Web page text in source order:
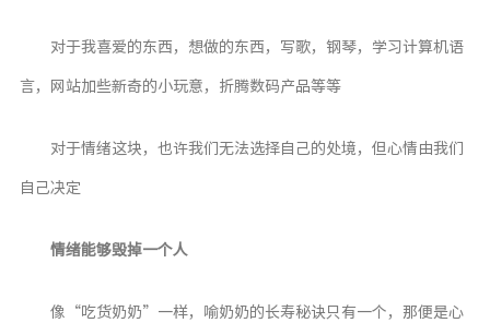
对于我喜爱的东西，想做的东西，写歌，钢琴，学习计算机语
言，网站加些新奇的小玩意，折腾数码产品等等
对于情绪这块，也许我们无法选择自己的处境，但心情由我们
自己决定
情绪能够毁掉一个人
像“吃货奶奶”一样，喻奶奶的长寿秘诀只有一个，那便是心